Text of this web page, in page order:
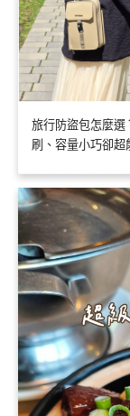
旅行防盜包怎麼選
刷、容量小巧卻超